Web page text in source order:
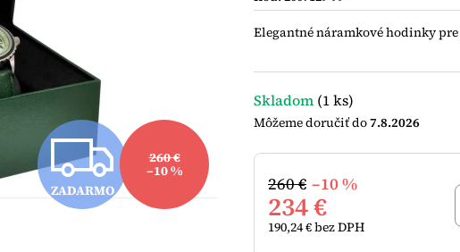
Z
A
ZADARMO
260 €
–10 %
Skladom (1 ks)
7.8.2026
260 € –10 %
234 €
190,24 € bez DPH
Elegantné náramkové hodinky
5